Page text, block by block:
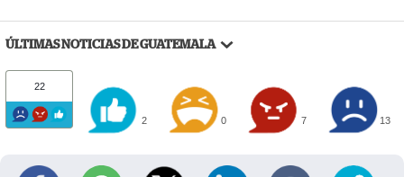
ÚLTIMAS NOTICIAS DE GUATEMALA
22
2 0 7 13